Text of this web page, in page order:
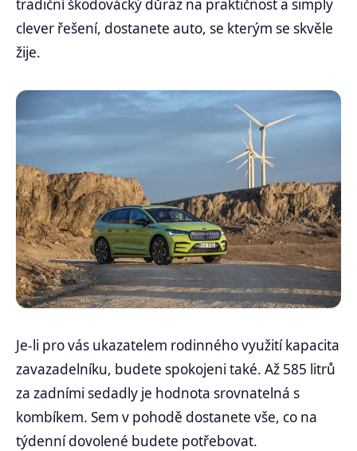
tradiční škodovácký důraz na praktičnost a simply
clever řešení, dostanete auto, se kterým se skvěle
žije.
Je-li pro vás ukazatelem rodinného využití kapacita
zavazadelníku, budete spokojeni také. Až 585 litrů
za zadními sedadly je hodnota srovnatelná s
kombíkem. Sem v pohodě dostanete vše, co na
týdenní dovolené budete potřebovat.